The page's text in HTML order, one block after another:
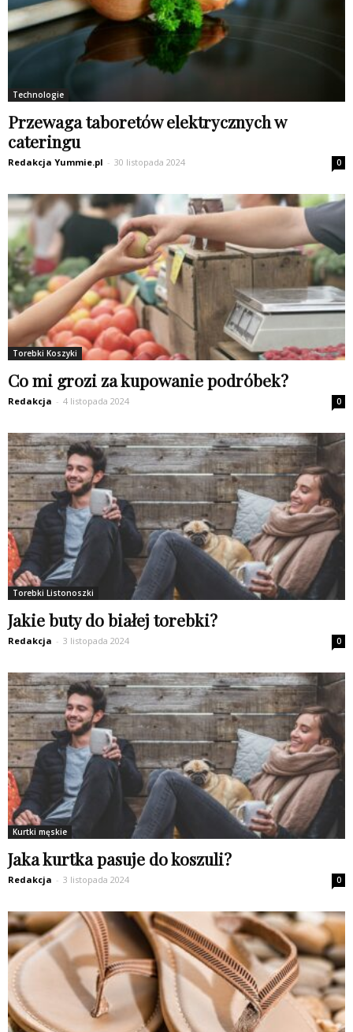
Technologie
Przewaga taboretów elektrycznych w
cateringu
Redakcja Yummie.pl - 30 listopada 2024 0
Torebki Koszyki
Co mi grozi za kupowanie podróbek?
Redakcja - 4 listopada 2024 0
Torebki Listonoszki
Jakie buty do białej torebki?
Redakcja - 3 listopada 2024 0
Kurtki męskie
Jaka kurtka pasuje do koszuli?
Redakcja - 3 listopada 2024 0